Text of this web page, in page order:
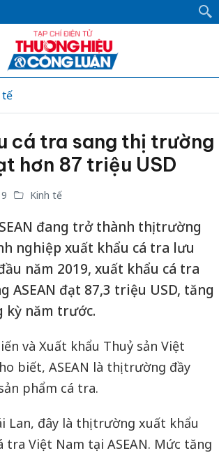
cá tra sang thị trường
hơn 87 triệu USD
Kinh tế
đang trở thành thị trường
nghiệp xuất khẩu cá tra lưu
năm 2019, xuất khẩu cá tra
ASEAN đạt 87,3 triệu USD, tăng
kỳ năm trước.
và Xuất khẩu Thuỷ sản Việt
biết, ASEAN là thị trường đầy
phẩm cá tra.
Lan, đây là thị trường xuất khẩu
tra Việt Nam tại ASEAN. Mức tăng